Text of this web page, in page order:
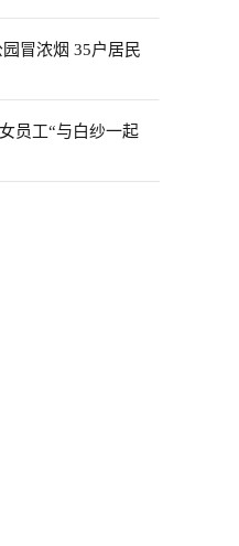
稍晚更新消息，称已有
冒浓烟 35户居民
产接疏散警报。高压电
员工“与白纱一起